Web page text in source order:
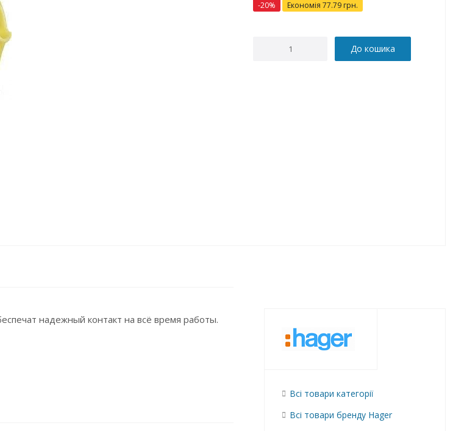
-20% Економія 77.79 грн.
До кошика
надежный контакт на всё время работы.
Всі товари категорії
Всі товари бренду Hager